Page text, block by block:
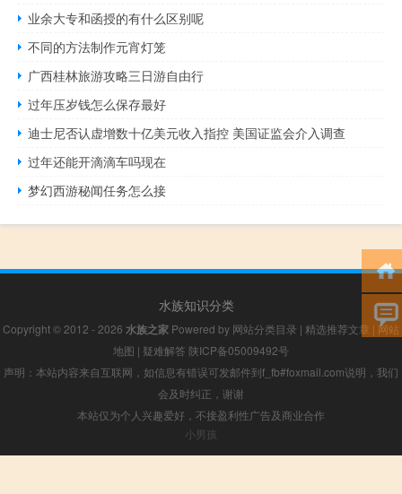
业余大专和函授的有什么区别呢
不同的方法制作元宵灯笼
广西桂林旅游攻略三日游自由行
过年压岁钱怎么保存最好
迪士尼否认虚增数十亿美元收入指控 美国证监会介入调查
过年还能开滴滴车吗现在
梦幻西游秘闻任务怎么接
水族知识分类
Copyright © 2012 - 2026 水族之家 Powered by 网站分类目录 | 精选推荐文章 | 网站
地图 | 疑难解答 陕ICP备05009492号
声明：本站内容来自互联网，如信息有错误可发邮件到f_fb#foxmail.com说明，我们
会及时纠正，谢谢
本站仅为个人兴趣爱好，不接盈利性广告及商业合作
小男孩